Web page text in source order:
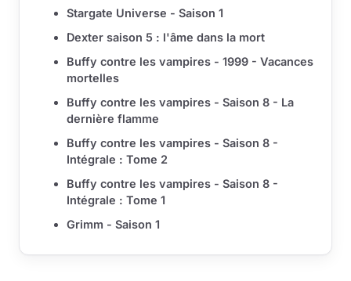
Stargate Universe - Saison 1
Dexter saison 5 : l'âme dans la mort
Buffy contre les vampires - 1999 - Vacances
mortelles
Buffy contre les vampires - Saison 8 - La
dernière flamme
Buffy contre les vampires - Saison 8 -
Intégrale : Tome 2
Buffy contre les vampires - Saison 8 -
Intégrale : Tome 1
Grimm - Saison 1